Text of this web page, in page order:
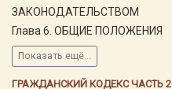
ЗАКОНОДАТЕЛЬСТВОМ
Глава 6. ОБЩИЕ ПОЛОЖЕНИЯ
Показать ещё...
ГРАЖДАНСКИЙ КОДЕКС ЧАСТЬ 2